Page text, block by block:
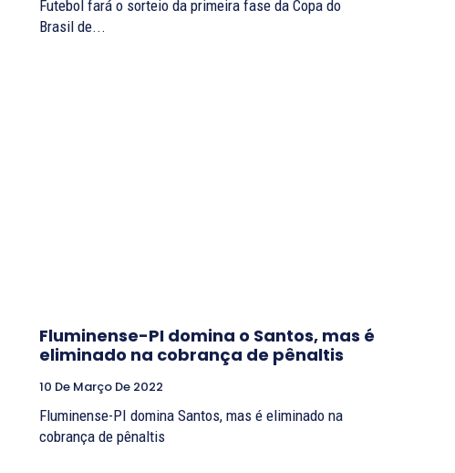
Futebol fará o sorteio da primeira fase da Copa do
Brasil de...
Fluminense-PI domina o Santos, mas é
eliminado na cobrança de pênaltis
10 De Março De 2022
Fluminense-PI domina Santos, mas é eliminado na
cobrança de pênaltis